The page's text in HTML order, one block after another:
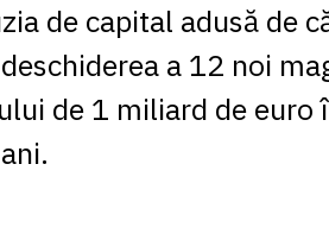
de capital adusă de
a 12 noi
de 1 miliard de euro